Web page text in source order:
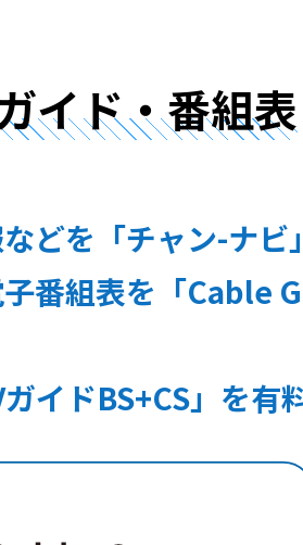
イド・番組表
どを「チャン-ナビ
番組表を「Cable
ドBS+CS」を有